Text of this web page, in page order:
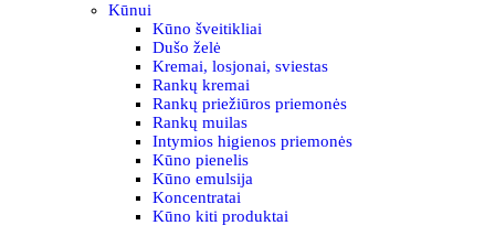
Kūnui
Kūno šveitikliai
Dušo želė
Kremai, losjonai, sviestas
Rankų kremai
Rankų priežiūros priemonės
Rankų muilas
Intymios higienos priemonės
Kūno pienelis
Kūno emulsija
Koncentratai
Kūno kiti produktai